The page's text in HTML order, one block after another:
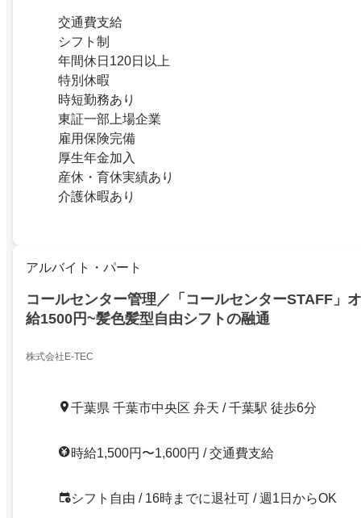
交通費支給
シフト制
年間休日120日以上
特別休暇
時短勤務あり
東証一部上場企業
雇用保険完備
厚生年金加入
産休・育休実績あり
介護休暇あり
アルバイト・パート
コールセンター管理／「コールセンターSTAFF」
給1500円~髪色髪型自由シフトの融通
株式会社E-TEC
千葉県 千葉市中央区 弁天 / 千葉駅 徒歩6分
時給1,500円〜1,600円 / 交通費支給
シフト自由 / 16時までに退社可 / 週1日からOK